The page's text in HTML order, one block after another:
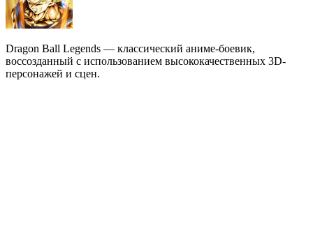
Dragon Ball Legends — классический аниме-боевик,
воссозданный с использованием высококачественных 3D-
персонажей и сцен.